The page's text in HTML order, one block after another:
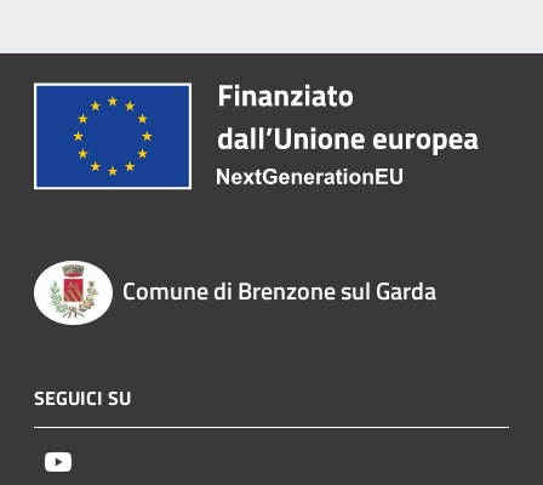
Comune di Brenzone sul Garda
SEGUICI SU